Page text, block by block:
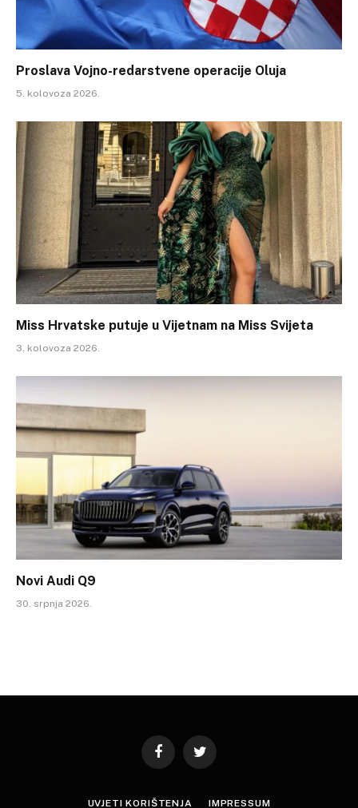
Proslava Vojno-redarstvene operacije Oluja
5. kolovoza 2026.
Miss Hrvatske putuje u Vijetnam na Miss Svijeta
3. kolovoza 2026.
Novi Audi Q9
30. srpnja 2026.
FacebookTwitter
UVJETI KORIŠTENJA IMPRESSUM